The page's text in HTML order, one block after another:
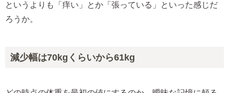
というよりも「痒い」とか「張っている」といった感じだ
ろうか。
減少幅は70kgくらいから61kg